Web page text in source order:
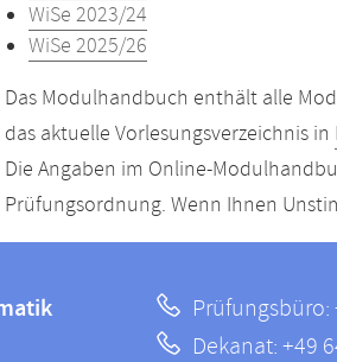
WiSe 2023/24
WiSe 2025/26
Das Modulhandbuch enthält alle
das aktuelle Vorlesungsverzeichnis in
Die Angaben im Online-
Prüfungsordnung. Wenn Ihnen
Prüfungsbüro:
Dekanat: +49